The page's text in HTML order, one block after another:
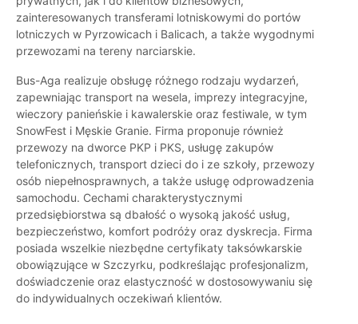
zainteresowanych transferami lotniskowymi do portów
lotniczych w Pyrzowicach i Balicach, a także wygodnymi
przewozami na tereny narciarskie.
Bus-Aga realizuje obsługę różnego rodzaju wydarzeń,
zapewniając transport na wesela, imprezy integracyjne,
wieczory panieńskie i kawalerskie oraz festiwale, w tym
SnowFest i Męskie Granie. Firma proponuje również
przewozy na dworce PKP i PKS, usługę zakupów
telefonicznych, transport dzieci do i ze szkoły, przewozy
osób niepełnosprawnych, a także usługę odprowadzenia
samochodu. Cechami charakterystycznymi
przedsiębiorstwa są dbałość o wysoką jakość usług,
bezpieczeństwo, komfort podróży oraz dyskrecja. Firma
posiada wszelkie niezbędne certyfikaty taksówkarskie
obowiązujące w Szczyrku, podkreślając profesjonalizm,
doświadczenie oraz elastyczność w dostosowywaniu się
do indywidualnych oczekiwań klientów.